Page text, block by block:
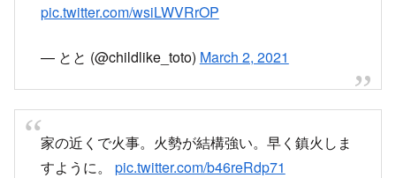
pic.twitter.com/wsiLWVRrOP
— とと (@childlike_toto) March 2, 2021
家の近くで火事。火勢が結構強い。早く鎮火しま
すように。 pic.twitter.com/b46reRdp71